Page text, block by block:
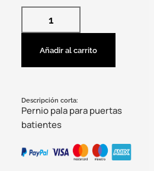
Añadir al carrito
Descripción corta:
Pernio pala para puertas
batientes